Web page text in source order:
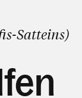
-Satteins)